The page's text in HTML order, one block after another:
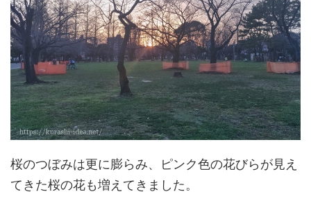
桜のつぼみは更に膨らみ、ピンク色の花びらが見え
てきた桜の花も増えてきました。